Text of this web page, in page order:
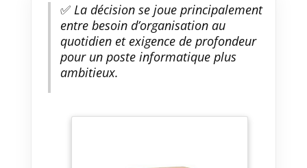
✅La décision se joue principalement
entre besoin d’organisation au
quotidien et exigence de profondeur
pour un poste informatique plus
ambitieux.